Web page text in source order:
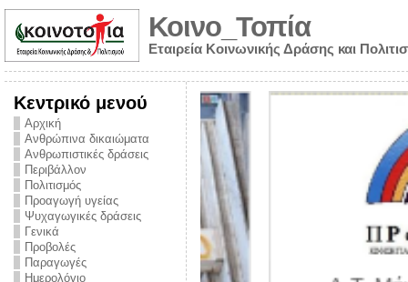
Κοινο_Τοπία
Εταιρεία Κοινωνικής Δράσης και
Κεντρικό μενού
Αρχική
Ανθρώπινα δικαιώματα
Ανθρωπιστικές δράσεις
Περιβάλλον
Πολιτισμός
Προαγωγή υγείας
Ψυχαγωγικές δράσεις
Γενικά
Προβολές
Παραγωγές
Ημερολόγιο